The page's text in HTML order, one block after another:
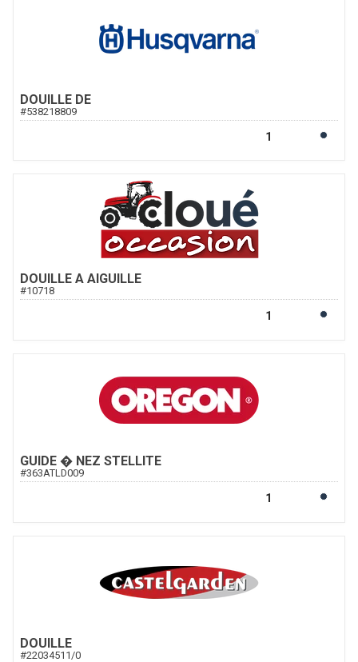
DOUILLE DE
#538218809
DOUILLE A AIGUILLE
#10718
GUIDE � NEZ STELLITE
#363ATLD009
DOUILLE
#22034511/0